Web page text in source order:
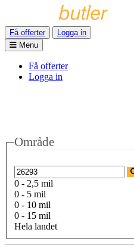
Få offerter
Logga in
Menu
Få offerter
Logga in
Område
0 - 2,5 mil
0 - 5 mil
0 - 10 mil
0 - 15 mil
Hela landet